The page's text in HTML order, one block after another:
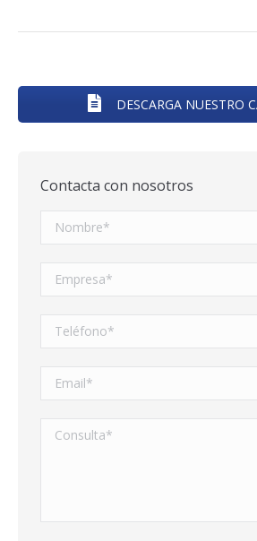
DESCARGA NUESTRO
Contacta con nosotros